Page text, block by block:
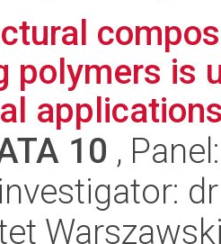
polymers is
10 ,